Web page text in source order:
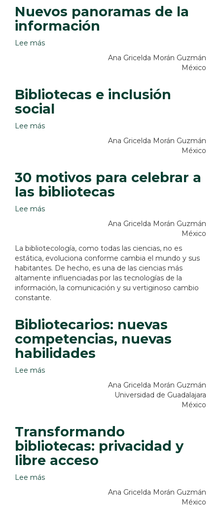
Nuevos panoramas de la
información
Lee más
información
Ana Gricelda Morán Guzmán
México
Bibliotecas e inclusión
social
Lee más
Ana Gricelda Morán Guzmán
México
30 motivos para celebrar a
las bibliotecas
Lee más
celebrar
a
las
bibliotecas
Ana Gricelda Morán Guzmán
México
La bibliotecología, como todas las ciencias, no es
estática, evoluciona conforme cambia el mundo y sus
habitantes. De hecho, es una de las ciencias más
altamente influenciadas por las tecnologías de la
información, la comunicación y su vertiginoso cambio
constante.
Bibliotecarios: nuevas
competencias, nuevas
habilidades
Lee más
Ana Gricelda Morán Guzmán
Universidad de Guadalajara
México
Transformando
bibliotecas: privacidad y
libre acceso
Lee más
Ana Gricelda Morán Guzmán
México